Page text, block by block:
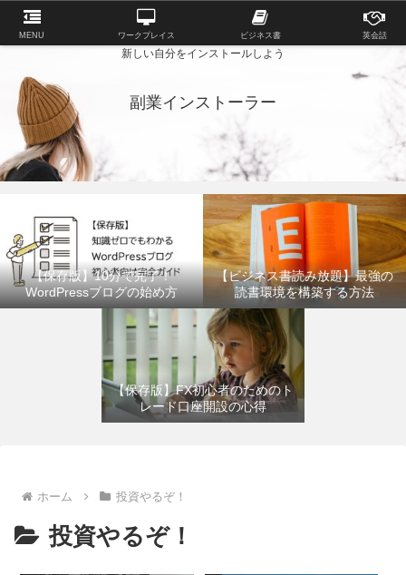
新しい自分をインストールしよう
副業インストーラー
【保存版】10分で完了！
WordPressブログの始め方
【ビジネス書読み放題】最強の
読書環境を構築する方法
【保存版】FX初心者のためのト
レード口座開設の心得
ホーム 投資やるぞ！
投資やるぞ！
MENU ワークプレイス ビジネス書 英会話